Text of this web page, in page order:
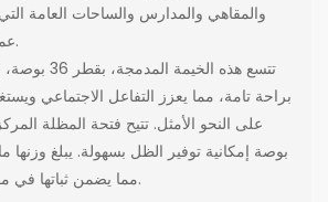
والمقاهي والمدارس والساحات العامة
عملية وموفرة للمساحة.
تتسع هذه
براحة تامة، مما يعزز التفاعل الاجتماعي
مما يضمن ثباتها في مواجهة الرياح والحركة.